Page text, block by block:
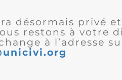
désormais privé
restons à votre
à l’adresse